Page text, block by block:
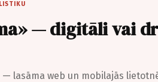
— digitāli vai
— lasāma web un mobilajās